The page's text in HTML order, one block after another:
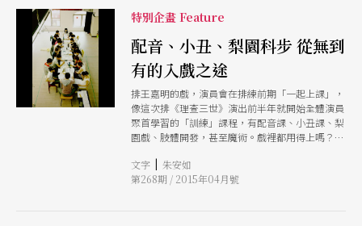
結》，亦透過簡約的舞台讓光與身體彼此闡述。藉
覺藝術家進入舞台後的觀念轉換，而吳耿禎與吳季
璁如何將面對創作的態度與觀念傳遞到展演現場。
特別企畫 Feature
配音、小丑、梨園科步 從無到
有的入戲之途
排王嘉明的戲，演員會在排練前期「一起上課」，
像這次排《理查三世》演出前半年就開始全體演員
聚首學習的「訓練」課程，有配音課、小丑課、梨
園戲、肢體開發，甚至魔術。戲裡都用得上嗎？不
開始」。對演員而言，參與王嘉明的製作，似乎更
像是成為創作者之一，在從零到有的過程中，透過
文字 | 朱安如
第268期 / 2015年04月號